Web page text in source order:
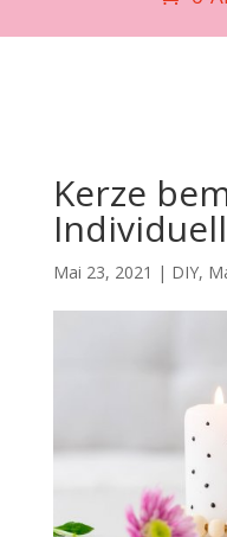
Kerze
Mai 23, 2021 | DIY,